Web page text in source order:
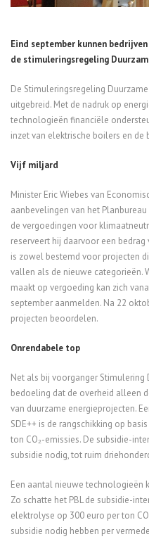
Eind september kunnen
de stimuleringsregeling
De Stimuleringsregeling Duurzame
uitgebreid. Met de nadruk op
technologieën financiële
inzet van elektrische boilers en
Vijf miljard
Minister Eric Wiebes van
aanbevelingen van het
de vergoedingen voor
reserveert hij daarvoor een
is zowel bestemd voor projecten
vallen als de nieuwe categorieën.
maakt op vergoeding kan zich
september aanmelden. Na 22
projecten beoordelen.
Onrendabele top
Net als bij voorganger Stimulering
bedoeling dat de overheid alleen
van duurzame energieprojecten.
SDE++ is de rangschikking op
ton CO₂-emissies. De subsidie-
subsidie nodig, tot ruim
Een aantal nieuwe technologieën
Zo schatte het PBL de subsidie-
elektrolyse op 300 euro per ton
subsidie nodig hebben per